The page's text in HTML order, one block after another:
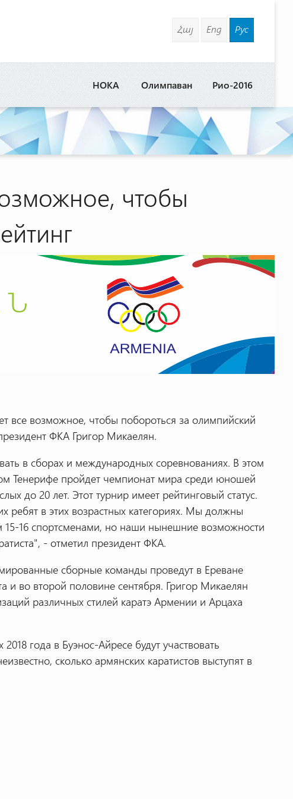
Հայ Eng Рус
Рио-2016
Олимпаван
НОКА
чтобы
все возможное, чтобы побороться за олимпийский
ФКА Григор Микаелян.
в сборах и международных соревнованиях. В этом
Тенерифе пройдет чемпионат мира среди юношей
до 20 лет. Этот турнир имеет рейтинговый статус.
ребят в этих возрастных категориях. Мы должны
15-16 спортсменами, но наши нынешние возможности
- отметил президент ФКА.
сборные команды проведут в Ереване
и во второй половине сентября. Григор Микаелян
различных стилей каратэ Армении и Арцаха
года в Буэнос-Айресе будут участвовать
сколько армянских каратистов выступят в